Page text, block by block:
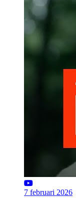
7 februari 2026